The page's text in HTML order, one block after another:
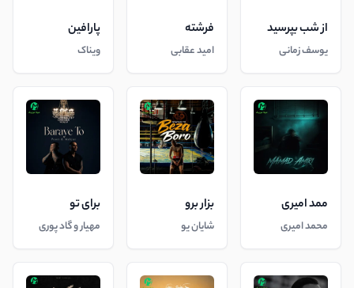
از شب بپرسید
یوسف زمانی
فرشته
امید عقابی
پارافین
ویناک
ممد امیری
محمد امیری
بزار برو
شایان یو
برای تو
مهیار و گاد پوری